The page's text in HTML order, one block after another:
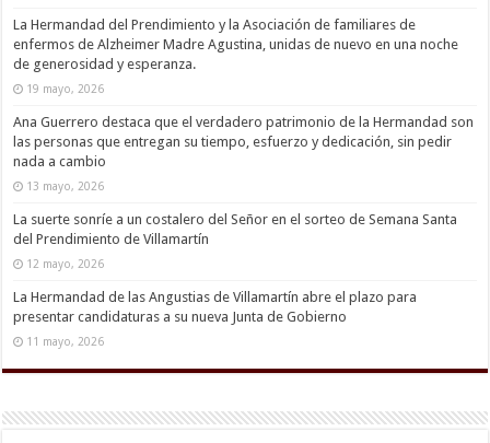
La Hermandad del Prendimiento y la Asociación de familiares de
enfermos de Alzheimer Madre Agustina, unidas de nuevo en una noche
de generosidad y esperanza.
19 mayo, 2026
Ana Guerrero destaca que el verdadero patrimonio de la Hermandad son
las personas que entregan su tiempo, esfuerzo y dedicación, sin pedir
nada a cambio
13 mayo, 2026
La suerte sonríe a un costalero del Señor en el sorteo de Semana Santa
del Prendimiento de Villamartín
12 mayo, 2026
La Hermandad de las Angustias de Villamartín abre el plazo para
presentar candidaturas a su nueva Junta de Gobierno
11 mayo, 2026